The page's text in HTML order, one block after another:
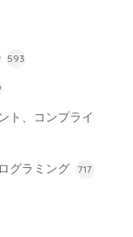
593
ト、コンプライ
グラミング 717